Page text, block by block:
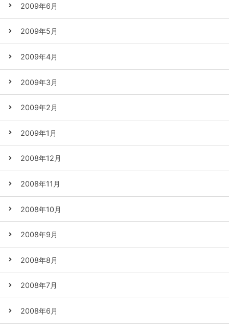
2009年6月
2009年5月
2009年4月
2009年3月
2009年2月
2009年1月
2008年12月
2008年11月
2008年10月
2008年9月
2008年8月
2008年7月
2008年6月